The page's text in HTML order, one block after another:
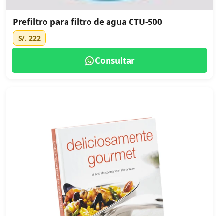
Prefiltro para filtro de agua CTU-500
S/. 222
Consultar